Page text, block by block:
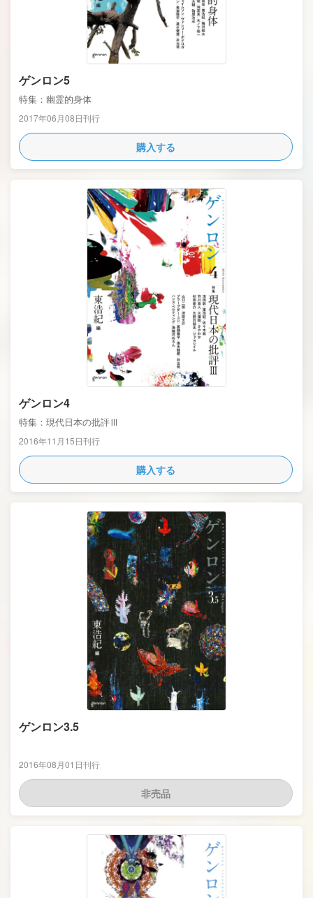
ゲンロン5
特集：幽霊的身体
2017年06月08日刊行
購入する
ゲンロン4
特集：現代日本の批評Ⅲ
2016年11月15日刊行
購入する
ゲンロン3.5
2016年08月01日刊行
非売品